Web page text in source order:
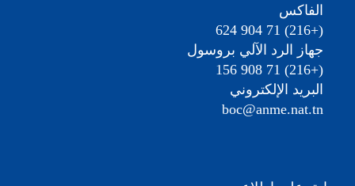
الفاكس
(+216) 71 904 624
جهاز الرد الآلي بروسول
(+216) 71 908 156
البريد الإلكتروني
boc@anme.nat.tn